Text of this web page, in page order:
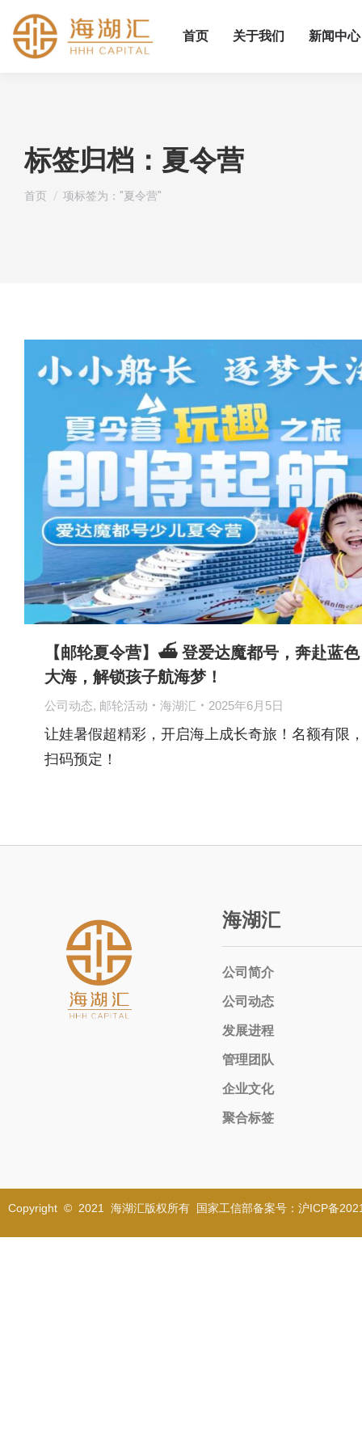
首页 关于我们 新闻中心
标签归档： 夏令营
您在这里：
首页 项标签为："夏令营"
【邮轮夏令营】⛴️ 登爱达魔都号，奔赴蓝色
大海，解锁孩子航海梦！
公司动态, 邮轮活动 海湖汇 2025年6月5日
让娃暑假超精彩，开启海上成长奇旅！名额有限
扫码预定！
海湖汇
公司简介
公司动态
发展进程
管理团队
企业文化
聚合标签
Copyright © 2021 海湖汇版权所有 国家工信部备案号：沪ICP备